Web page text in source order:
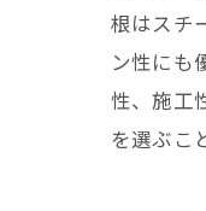
根はスチ
ン性にも
性、施工
を選ぶこ